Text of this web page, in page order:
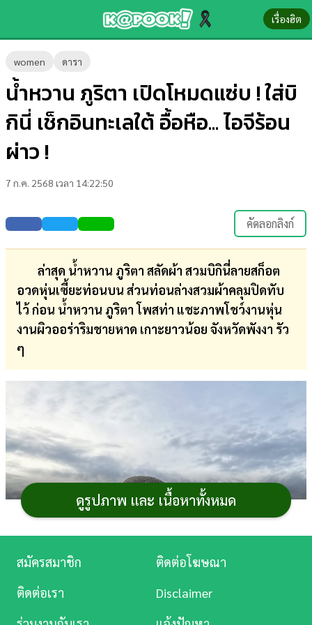
เรื่องฮิต
women ดารา
น้ำหวาน ภูริตา เปิดโหมดแซ่บ ! ใส่บิ
กินี่ เช็กอินทะเลใต้ อื้อหือ... ไอจีร้อน
ผ่าว !
7 ก.ค. 2568 เวลา 14:22:50
คัดลอกลิงก์
ล่าสุด น้ำหวาน ภูริตา สลัดผ้า สวมบิกินี่ลายสก็อต
อวดหุ่นเซี้ยะท่อนบน ส่วนท่อนล่างสวมผ้าคลุมปิดทับ
ไว้ ก่อน น้ำหวาน ภูริตา โพสท่า แชะภาพโชว์งานหุ่น
งานผิวออร่าริมชายหาด เกาะยาวน้อย จังหวัดพังงา รัว
ๆ
ดูรูปภาพ และ เนื้อหาทั้งหมด
ข่าว-
ความ
รู้
บันเทิง
ตรวจ
หวย
บอล
สด
การ
เงิน
ศึกษา
บันเทิง
ดู
หนัง
สมัครสมาชิก
ติดต่อโฆษณา
ติดต่อเรา
Disclaimer